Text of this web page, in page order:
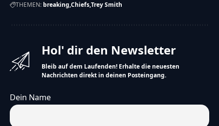
THEMEN: breaking ChiefsTrey Smith
Hol' dir den Newsletter
Bleib auf dem Laufenden! Erhalte die neuesten
Nachrichten direkt in deinen Posteingang.
Dein Name